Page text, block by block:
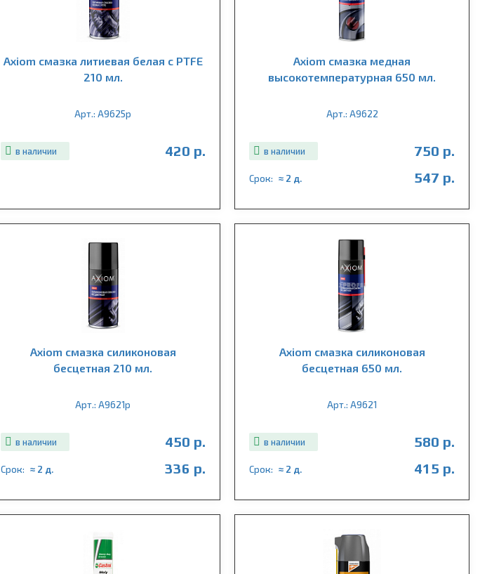
Axiom смазка литиевая белая c PTFE
210 мл.
Арт.: A9625p
в наличии 420 р.
Axiom смазка медная
высокотемпературная 650 мл.
Арт.: A9622
в наличии 750 р.
Срок: ≈ 2 д. 547 р.
Axiom смазка силиконовая
бесцетная 210 мл.
Арт.: A9621p
в наличии 450 р.
Срок: ≈ 2 д. 336 р.
Axiom смазка силиконовая
бесцетная 650 мл.
Арт.: A9621
в наличии 580 р.
Срок: ≈ 2 д. 415 р.